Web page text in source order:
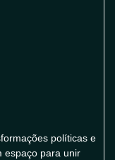
políticas e
espaço para unir